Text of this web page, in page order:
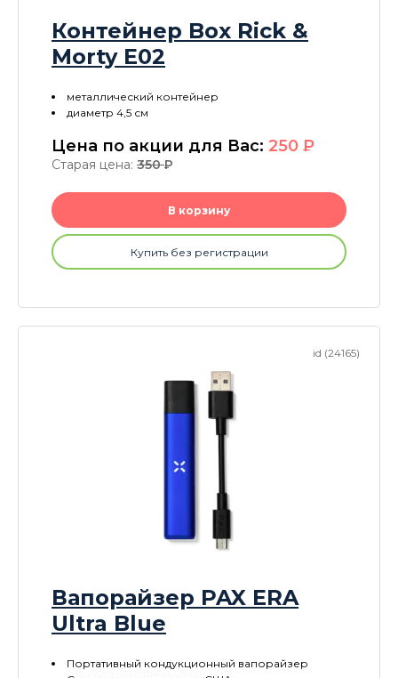
Контейнер Box Rick &
Morty E02
металлический контейнер
диаметр 4,5 см
Цена по акции для Вас: 250 P
Старая цена: 350P
В корзину
Купить без регистрации
id (24165)
Вапорайзер PAX ERA
Ultra Blue
Портативный кондукционный вапорайзер